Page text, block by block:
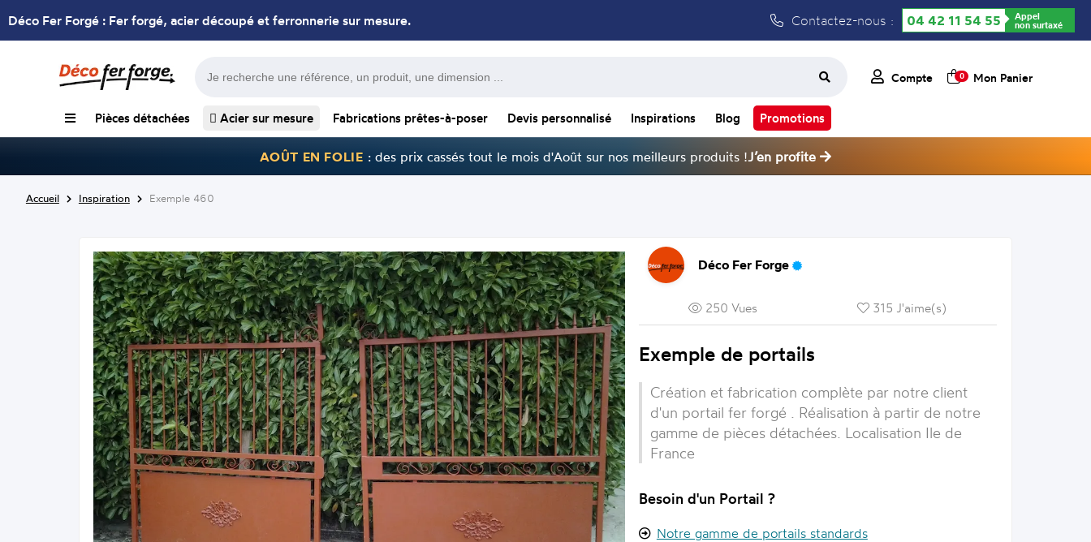
Déco Fer Forgé : Fer forgé, acier découpé et ferronnerie sur mesure. Contactez-nous : 04 42 11 54 55 Appel
non surtaxé
Compte 0 Mon Panier
Pièces détachées Acier sur mesure Fabrications prêtes-à-poser Devis personnalisé Inspirations Blog Promotions
AOÛT EN FOLIE : des prix cassés tout le mois d'Août sur nos meilleurs produits !J’en profite
Accueil Inspiration Exemple 460
Déco Fer Forge
250 Vues 315 J'aime(s)
Exemple de portails
Création et fabrication complète par notre client
d'un portail fer forgé . Réalisation à partir de notre
gamme de pièces détachées. Localisation Ile de
France
Besoin d'un Portail ?
Notre gamme de portails standards